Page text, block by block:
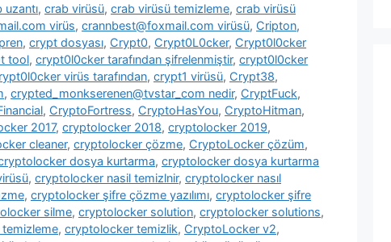
uzantı, crab virüsü, crab virüsü temizleme, crab virüsü
virüs, crannbest@foxmail.com virüsü, Cripton,
, crypt dosyası, Crypt0, Crypt0L0cker, Crypt0l0cker
tool, crypt0l0cker tarafından şifrelenmiştir, crypt0l0cker
virüs tarafından, crypt1 virüsü, Crypt38,
, crypted_monkserenen@tvstar_com nedir, CryptFuck,
, CryptoFortress, CryptoHasYou, CryptoHitman,
2017, cryptolocker 2018, cryptolocker 2019,
cleaner, cryptolocker çözme, CryptoLocker çözüm,
dosya kurtarma, cryptolocker dosya kurtarma
, cryptolocker nasil temizlnir, cryptolocker nasıl
, cryptolocker şifre çözme yazılımı, cryptolocker şifre
silme, cryptolocker solution, cryptolocker solutions,
, cryptolocker temizlik, CryptoLocker v2,